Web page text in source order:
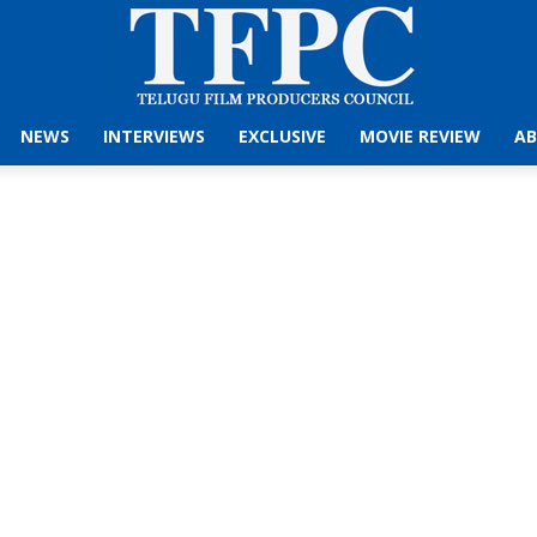
NEWS INTERVIEWS EXCLUSIVE MOVIE REVIEW